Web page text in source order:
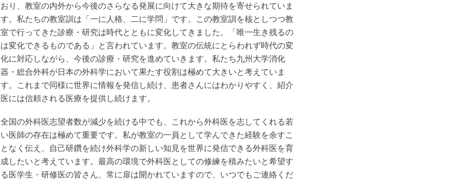
おり、教室の内外から今後のさらなる発展に向けて大きな期待を寄せられていま
す。私たちの教室訓は「一に人格、二に学問」です。この教室訓を核としつつ教
室で行ってきた診療・研究は時代とともに変化してきました。「唯一生き残るの
は変化できるものである」と言われています。教室の伝統にとらわれず時代の変
化に対応しながら、今後の診療・研究を進めていきます。私たち九州大学消化
器・総合外科が日本の外科学において果たす役割は極めて大きいと考えていま
す。これまで同様に世界に情報を発信し続け、患者さんにはわかりやすく、紹介
医には信頼される医療を提供し続けます。
全国の外科医志望者数が減少を続ける中でも、これから外科医を志してくれる若
い医師の存在は極めて重要です。私が教室の一員として学んできた経験を余すこ
となく伝え、自己研鑽を続け外科学の新しい知見を世界に発信できる外科医を育
成したいと考えています。最高の環境で外科医としての修練を積みたいと希望す
る医学生・研修医の皆さん、常に扉は開かれていますので、いつでもご連絡くだ